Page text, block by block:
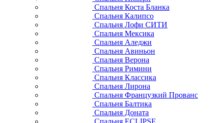
Спальня Коста Бланка
Спальня Калипсо
Спальня Лофи СИТИ
Спальня Мексика
Спальня Аледжи
Спальня Авиньон
Спальня Верона
Спальня Римини
Спальня Классика
Спальня Лирона
Спальня Французкий Прованс
Спальня Балтика
Спальня Доната
Спальня ECLIPSE